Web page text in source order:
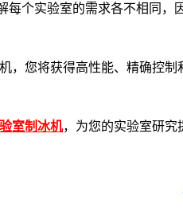
每个实验室的需求各不相同，
您将获得高性能、精确控制
室制冰机，为您的实验室研究